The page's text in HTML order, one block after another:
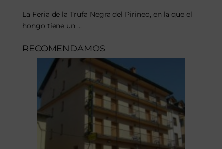
La Feria de la Trufa Negra del Pirineo, en la que el
hongo tiene un ...
RECOMENDAMOS